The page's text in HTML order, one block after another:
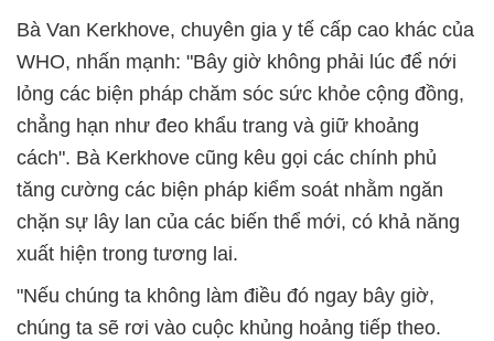
Bà Van Kerkhove, chuyên gia y tế cấp cao khác của
WHO, nhấn mạnh: "Bây giờ không phải lúc để nới
lỏng các biện pháp chăm sóc sức khỏe cộng đồng,
chẳng hạn như đeo khẩu trang và giữ khoảng
cách". Bà Kerkhove cũng kêu gọi các chính phủ
tăng cường các biện pháp kiểm soát nhằm ngăn
chặn sự lây lan của các biến thể mới, có khả năng
xuất hiện trong tương lai.
"Nếu chúng ta không làm điều đó ngay bây giờ,
chúng ta sẽ rơi vào cuộc khủng hoảng tiếp theo.